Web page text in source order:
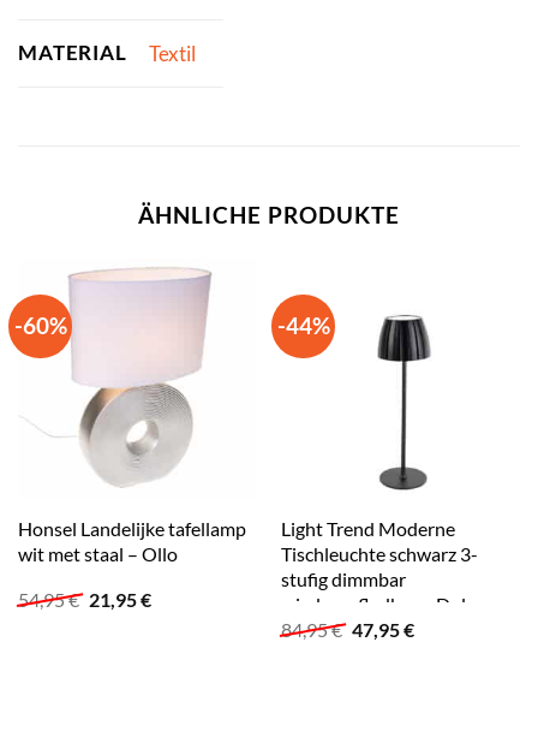
MATERIAL Textil
ÄHNLICHE PRODUKTE
-60%
Honsel Landelijke tafellamp
wit met staal – Ollo
54,95€ Ursprünglicher
Preis
21,95€Aktueller
-44%
Light Trend Moderne
Tischleuchte schwarz 3-
stufig dimmbar
wiederaufladbar – Dolce
84,95€ Ursprünglicher
Preis
47,95€Aktueller